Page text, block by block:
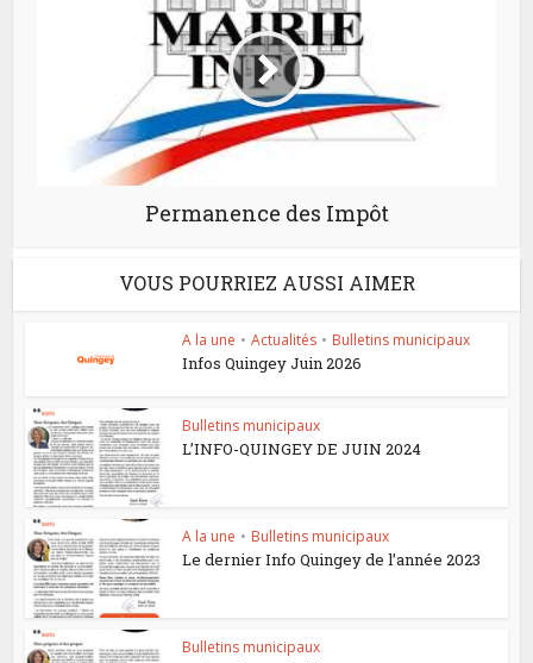
Permanence des Impôt
VOUS POURRIEZ AUSSI AIMER
A la une • Actualités • Bulletins municipaux
Infos Quingey Juin 2026
Bulletins municipaux
L’INFO-QUINGEY DE JUIN 2024
A la une • Bulletins municipaux
Le dernier Info Quingey de l’année 2023
Bulletins municipaux